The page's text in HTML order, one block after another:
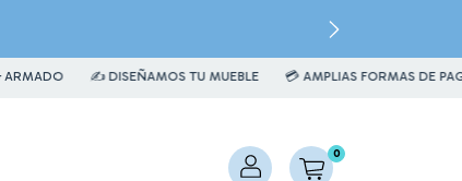
✍️ DISEÑAMOS TU MUEBLE 💳 AMPLIAS FORMAS DE PAGO 🚛
0